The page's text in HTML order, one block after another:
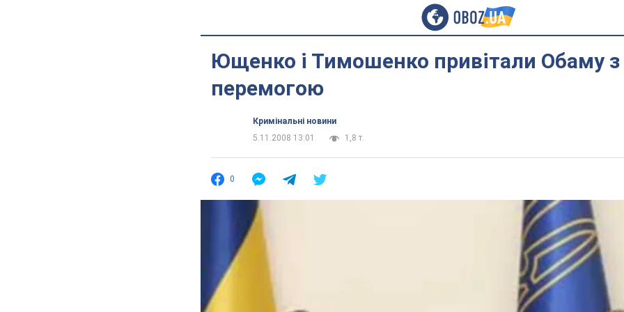
Ющенко і Тимошенко привітали Обаму з
перемогою
Кримінальні новини
5.11.2008 13:01
1,8 т.
0